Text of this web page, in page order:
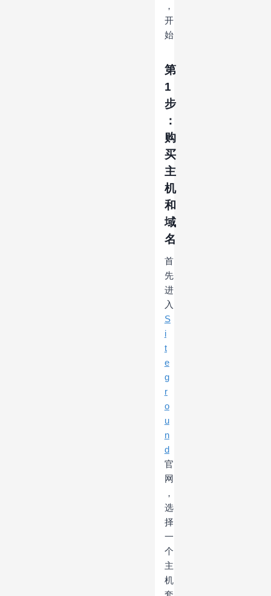
，
开
始
第
1
步
：
购
买
主
机
和
域
名
首
先
进
入
S
i
t
e
g
r
o
u
n
d
官
网
，
选
择
一
个
主
机